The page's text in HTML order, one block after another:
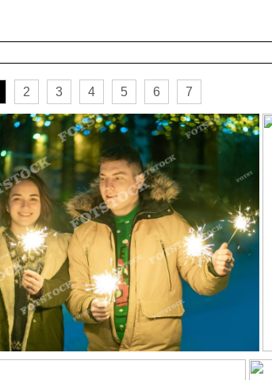
2 3 4 5 6 7